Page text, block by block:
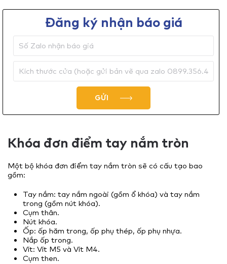
Đăng ký nhận báo giá
GỬI
Khóa đơn điểm tay nắm tròn
Một bộ khóa đơn điểm tay nắm tròn sẽ có cấu tạo bao
gồm:
Tay nắm: tay nắm ngoài (gồm ổ khóa) và tay nắm
trong (gồm nút khóa).
Cụm thân.
Nút khóa.
Ốp: ốp hăm trong, ốp phụ thép, ốp phụ nhựa.
Nắp ốp trong.
Vít: Vít M5 và Vít M4.
Cụm then.